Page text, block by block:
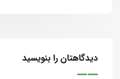
دیدگاهتان را بنویسید